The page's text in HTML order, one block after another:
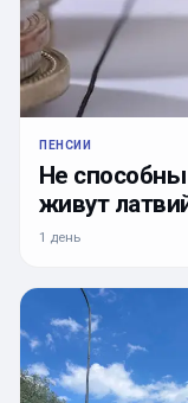
ПЕНСИИ
Не
живут
1 день